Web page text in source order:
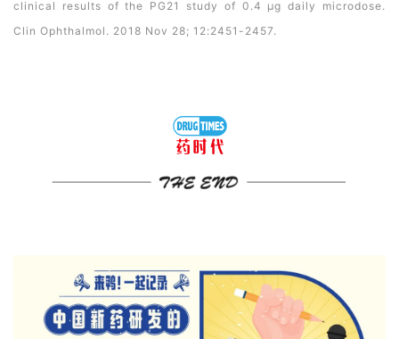
E
clinical results of the PG21 study of 0.4 µg daily microdose.
Clin Ophthalmol. 2018 Nov 28; 12:2451-2457.